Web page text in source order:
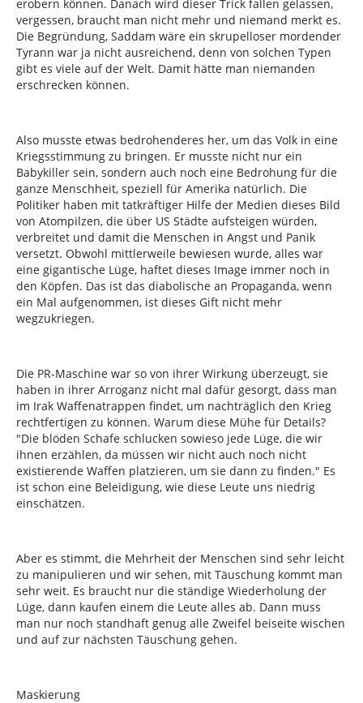
erobern können. Danach wird dieser Trick fallen gelassen,
vergessen, braucht man nicht mehr und niemand merkt es.
Die Begründung, Saddam wäre ein skrupelloser mordender
Tyrann war ja nicht ausreichend, denn von solchen Typen
gibt es viele auf der Welt. Damit hätte man niemanden
erschrecken können.
Also musste etwas bedrohenderes her, um das Volk in eine
Kriegsstimmung zu bringen. Er musste nicht nur ein
Babykiller sein, sondern auch noch eine Bedrohung für die
ganze Menschheit, speziell für Amerika natürlich. Die
Politiker haben mit tatkräftiger Hilfe der Medien dieses Bild
von Atompilzen, die über US Städte aufsteigen würden,
verbreitet und damit die Menschen in Angst und Panik
versetzt. Obwohl mittlerweile bewiesen wurde, alles war
eine gigantische Lüge, haftet dieses Image immer noch in
den Köpfen. Das ist das diabolische an Propaganda, wenn
ein Mal aufgenommen, ist dieses Gift nicht mehr
wegzukriegen.
Die PR-Maschine war so von ihrer Wirkung überzeugt, sie
haben in ihrer Arroganz nicht mal dafür gesorgt, dass man
im Irak Waffenatrappen findet, um nachträglich den Krieg
rechtfertigen zu können. Warum diese Mühe für Details?
"Die blöden Schafe schlucken sowieso jede Lüge, die wir
ihnen erzählen, da müssen wir nicht auch noch nicht
existierende Waffen platzieren, um sie dann zu finden." Es
ist schon eine Beleidigung, wie diese Leute uns niedrig
einschätzen.
Aber es stimmt, die Mehrheit der Menschen sind sehr leicht
zu manipulieren und wir sehen, mit Täuschung kommt man
sehr weit. Es braucht nur die ständige Wiederholung der
Lüge, dann kaufen einem die Leute alles ab. Dann muss
man nur noch standhaft genug alle Zweifel beiseite wischen
und auf zur nächsten Täuschung gehen.
Maskierung